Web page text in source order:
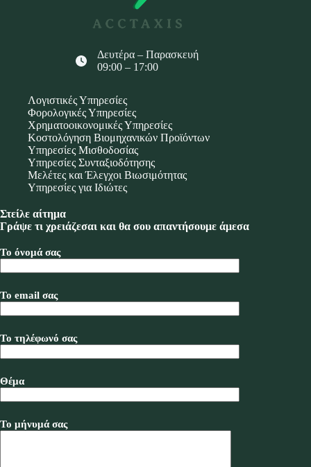
Δευτέρα – Παρασκευή
09:00 – 17:00
Λογιστικές Υπηρεσίες
Φορολογικές Υπηρεσίες
Χρηματοοικονομικές Υπηρεσίες
Κοστολόγηση Βιομηχανικών Προϊόντων
Υπηρεσίες Μισθοδοσίας
Υπηρεσίες Συνταξιοδότησης
Μελέτες και Έλεγχοι Βιωσιμότητας
Υπηρεσίες για Ιδιώτες
Στείλε αίτημα
Γράψε τι χρειάζεσαι και θα σου απαντήσουμε άμεσα
Το όνομά σας
Το email σας
Το τηλέφωνό σας
Θέμα
Το μήνυμά σας